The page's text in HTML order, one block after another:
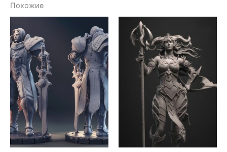
Похожие